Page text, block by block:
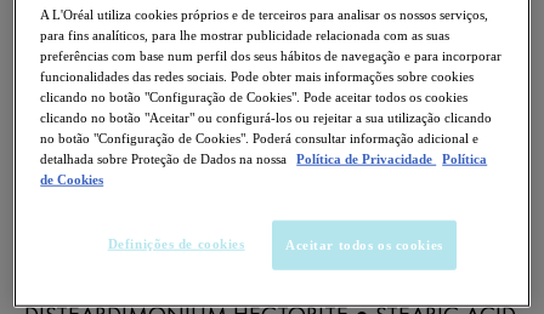
Composição
INGREDIENTS AQUA / WATER / EAU ●
UNDECANE ● DIMETHICONE ● GLYCERIN ●
TITANIUM DIOXIDE [NANO] / TITANIUM
DIOXIDE ● TRIDECANE ● POLYGLYCERYL-4
ISOSTEARATE ● PENTYLENE GLYCOL ● CETYL
PEG/PPG-10/1 DIMETHICONE ● HEXYL
A L'Oréal utiliza cookies próprios e de terceiros para analisar os nossos serviços,
para fins analíticos, para lhe mostrar publicidade relacionada com as suas
preferências com base num perfil dos seus hábitos de navegação e para incorporar
funcionalidades das redes sociais. Pode obter mais informações sobre cookies
clicando no botão "Configuração de Cookies". Pode aceitar todos os cookies
clicando no botão "Aceitar" ou configurá-los ou rejeitar a sua utilização clicando
no botão "Configuração de Cookies". Poderá consultar informação adicional e
detalhada sobre Proteção de Dados na nossa
Política de Privacidade
Política
de Cookies
Definições de cookies Aceitar todos os cookies